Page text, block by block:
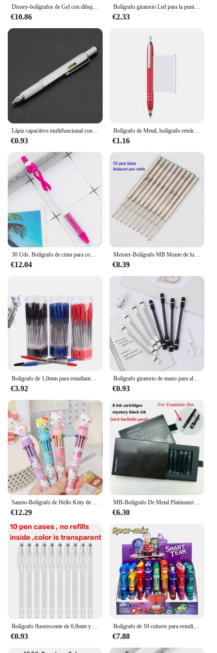
Disney-bolígrafos de Gel con dibujos animados para estudiantes, bonitos bolígrafos de 10 colores, suministros de papelería, regalos al por mayor, 9/36 piezas
€10.86
Bolígrafo giratorio Led para la punta del dedo para niños y adultos, giroscopio de Metal para la escuela, para la ansiedad y la descompresión
€2.33
Lápiz capacitivo multifuncional con pantalla táctil, bolígrafo con destornillador, regla, nivelador, recargable, herramientas múltiples
€0.93
Bolígrafo de Metal, bolígrafo retráctil para notas, hoja de trucos extraíble, Clip de escritura suave, fijación de bolígrafos, papelería
€1.16
€12.04 €8.39
€3.92
Bolígrafo giratorio de mano para aliviar el estrés, bolígrafos de Gel de escritura antideslizantes, papelería, suministros escolares y de oficina, 5/2 Uds.
€0.93
€12.29
MB-Bolígrafo De Metal Platinum/resina Fountan Rollerball con número de serie NDL33966L, de lujo, de alta calidad, a la moda, venta al por mayor
€6.30
€0.93
Bolígrafo de 10 colores para estudiantes y niños, suministros de papelería de dibujos animados, regalo, premio al por mayor, 9/36 piezas
€7.88